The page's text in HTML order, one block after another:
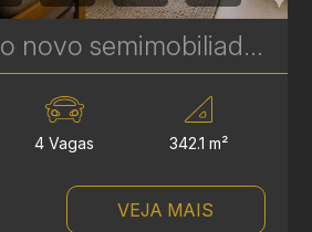
Apartamento novo semimobiliado com 3 suítes no Ecoville - Seventy Upper Mansion - 342 m² | Ref. 452
4 Vagas 342.1 m²
VEJA MAIS